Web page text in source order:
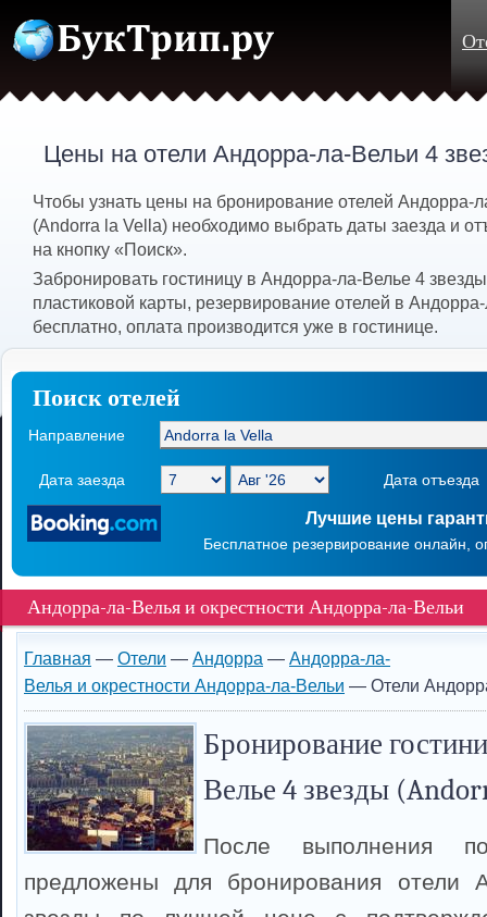
Цены на отели Андорра-ла-Вельи 4
Чтобы узнать цены на бронирование отелей Андорра-
(Andorra la Vella) необходимо выбрать даты заезда и
на кнопку «Поиск».
Забронировать гостиницу в Андорра-ла-Велье 4
пластиковой карты, резервирование отелей в
бесплатно, оплата производится уже в гостинице.
Поиск отелей
Направление
Дата заезда Дата отъезда
Лучшие цены
Бесплатное резервирование онлайн,
Андорра-ла-Велья и окрестности Андорра-ла-Вельи
Главная — Отели — Андорра — Андорра-ла-
Велья и окрестности Андорра-ла-Вельи — Отели
Бронирование
Велье 4 звезды
После выполнения
предложены для бронирования отели